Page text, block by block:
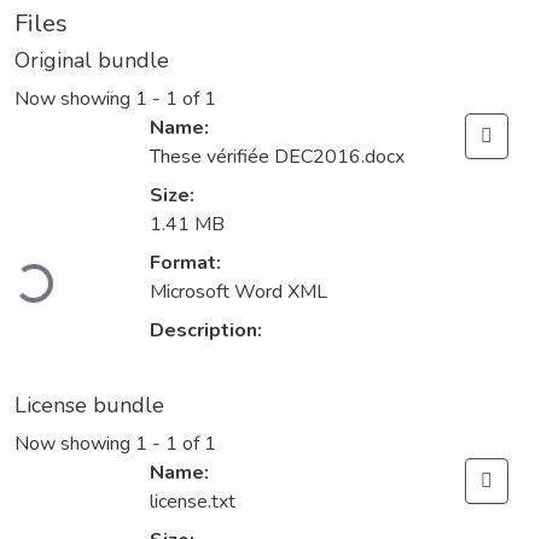
Files
Original bundle
Now showing 1 - 1 of 1
Loading...
Name:
These vérifiée DEC2016.docx
Size:
1.41 MB
Format:
Microsoft Word XML
Description:
License bundle
Now showing 1 - 1 of 1
Name:
license.txt